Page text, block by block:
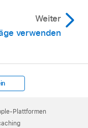
Weiter
verwenden
Plattformen